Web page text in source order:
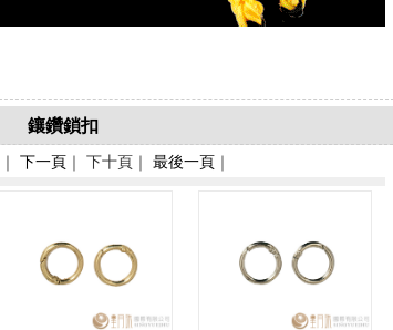
鑲鑽鎖扣
｜ 下一頁｜ 下十頁｜ 最後一頁｜